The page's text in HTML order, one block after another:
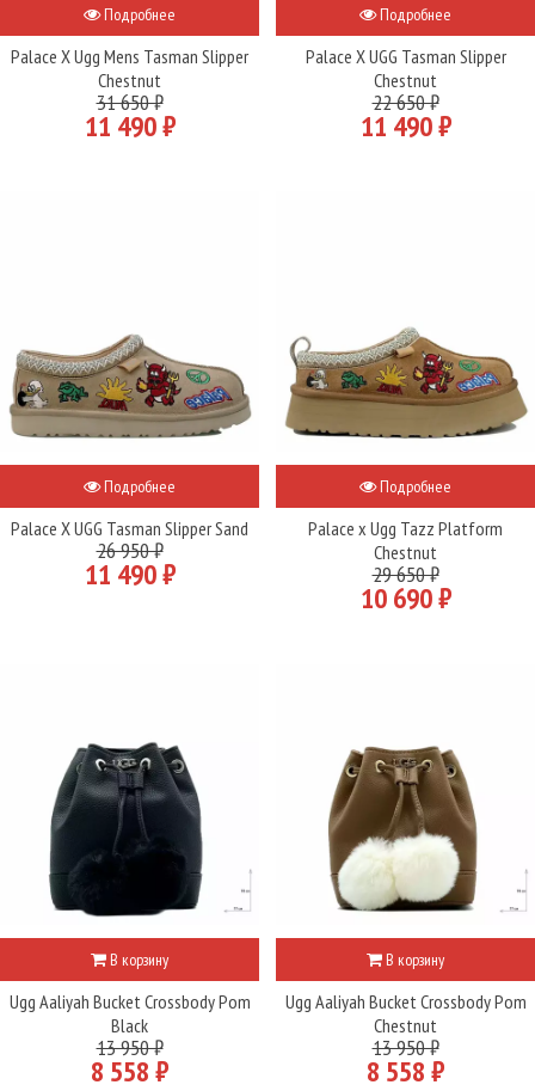
Подробнее
Palace X Ugg Mens Tasman Slipper
Chestnut
31 650 ₽
11 490 ₽
Подробнее
Palace X UGG Tasman Slipper
Chestnut
22 650 ₽
11 490 ₽
Подробнее
Palace X UGG Tasman Slipper Sand
26 950 ₽
11 490 ₽
Подробнее
Palace x Ugg Tazz Platform
Chestnut
29 650 ₽
10 690 ₽
В корзину
Ugg Aaliyah Bucket Crossbody Pom
Black
13 950 ₽
8 558 ₽
В корзину
Ugg Aaliyah Bucket Crossbody Pom
Chestnut
13 950 ₽
8 558 ₽